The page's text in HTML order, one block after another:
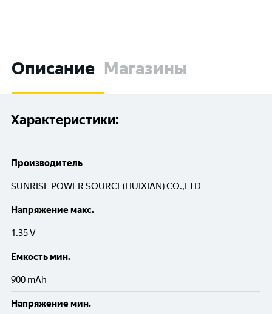
Описание Магазины
Характеристики:
Производитель
SUNRISE POWER SOURCE(HUIXIAN) CO.,LTD
Напряжение макс.
1.35 V
Емкость мин.
900 mAh
Напряжение мин.